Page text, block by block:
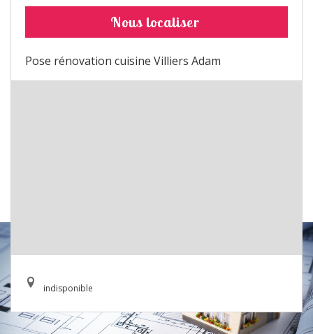
Nous localiser
Pose rénovation cuisine Villiers Adam
indisponible